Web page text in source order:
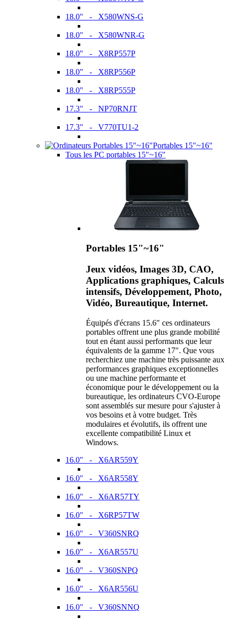
18.0" - X580WNS-G
18.0" - X580WNR-G
18.0" - X8RP557P
18.0" - X8RP556P
18.0" - X8RP555P
17.3" - NP70RNJT
17.3" - V770TU1-2
Portables 15"~16"
Tous les PC portables 15"~16"
Portables 15"~16"
Jeux vidéos, Images 3D, CAO,
Applications graphiques, Calculs
intensifs, Développement, Photo,
Vidéo, Bureautique, Internet.
Équipés d'écrans 15.6" ces ordinateurs
portables offrent une plus grande mobilité
tout en étant aussi performants que leur
équivalents de la gamme 17". Que vous
recherchiez une machine très puissante aux
performances graphiques exceptionnelles
ou une machine performante et
économique pour le développement ou la
bureautique, les ordinateurs CVO-Europe
sont assemblés sur mesure pour s'ajuster à
vos besoins et à votre budget. Très
modulaires et évolutifs, ils offrent une
excellente compatibilité Linux et
Windows.
16.0" - X6AR559Y
16.0" - X6AR558Y
16.0" - X6AR57TY
16.0" - X6RP57TW
16.0" - V360SNRQ
16.0" - X6AR557U
16.0" - V360SNPQ
16.0" - X6AR556U
16.0" - V360SNNQ